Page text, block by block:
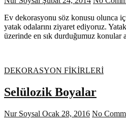
Ev dekorasyonu söz konusu olunca
yatak odalarını ziyaret ediyoruz.
üzerinde en sık durduğumuz konular
DEKORASYON FİKİRLERİ
Selülozik Boyalar
Nur Soysal Ocak 28, 2016 No